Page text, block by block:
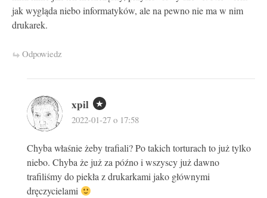
jak wygląda niebo informatyków, ale na pewno nie ma w nim
drukarek.
Odpowiedz
xpil
2022-01-27 o 17:58
Chyba właśnie żeby trafiali? Po takich torturach to już tylko
niebo. Chyba że już za późno i wszyscy już dawno
trafiliśmy do piekła z drukarkami jako głównymi
dręczycielami